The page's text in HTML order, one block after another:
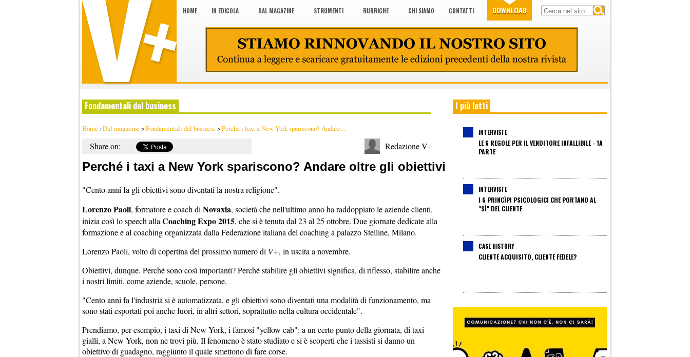
HOME IN EDICOLA DAL MAGAZINE STRUMENTI RUBRICHE CHI SIAMO CONTATTI DOWNLOAD
Fondamentali del business
Home ›Dal magazine >Fondamentali del business>Perché i taxi a New York spariscono? Andare...
Share on: Redazione V+
Perché i taxi a New York spariscono? Andare oltre gli obiettivi
"Cento anni fa gli obiettivi sono diventati la nostra religione".
Lorenzo Paoli, formatore e coach di Novaxia, società che nell'ultimo anno ha raddoppiato le aziende clienti,
inizia così lo speech alla Coaching Expo 2015, che si è tenuta dal 23 al 25 ottobre. Due giornate dedicate alla
formazione e al coaching organizzata dalla Federazione italiana del coaching a palazzo Stelline, Milano.
Lorenzo Paoli, volto di copertina del prossimo numero di V+, in uscita a novembre.
Obiettivi, dunque. Perché sono così importanti? Perché stabilire gli obiettivi significa, di riflesso, stabilire anche
i nostri limiti, come aziende, scuole, persone.
"Cento anni fa l'industria si è automatizzata, e gli obiettivi sono diventati una modalità di funzionamento, ma
sono stati esportati poi anche fuori, in altri settori, soprattutto nella cultura occidentale".
Prendiamo, per esempio, i taxi di New York, i famosi "yellow cab": a un certo punto della giornata, di taxi
gialli, a New York, non ne trovi più. Il fenomeno è stato studiato e si è scoperti che i tassisti si danno un
obiettivo di guadagno, raggiunto il quale smettono di fare corse.
I più letti
INTERVISTE
LE 6 REGOLE PER IL VENDITORE INFALLIBILE - 1A
PARTE
INTERVISTE
I 6 PRINCÌPI PSICOLOGICI CHE PORTANO AL
"SÌ" DEL CLIENTE
CASE HISTORY
CLIENTE ACQUISITO, CLIENTE FEDELE?